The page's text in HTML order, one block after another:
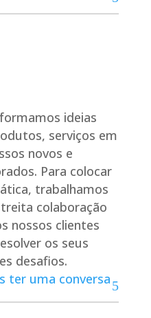
ideias
serviços em
novos e
Para colocar
trabalhamos
colaboração
nossos clientes
os seus
desafios.
ter uma conversa